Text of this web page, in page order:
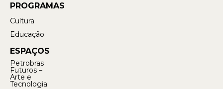
PROGRAMAS
Cultura
Educação
ESPAÇOS
Petrobras
Futuros –
Arte e
Tecnologia